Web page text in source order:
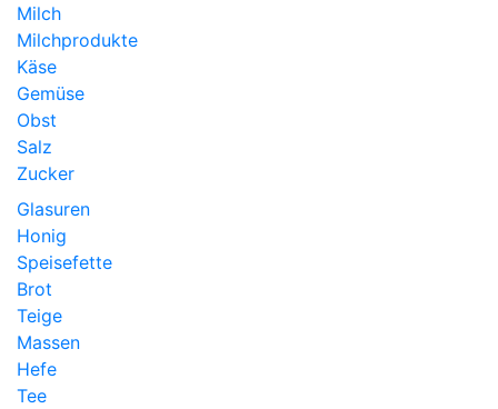
Milch
Milchprodukte
Käse
Gemüse
Obst
Salz
Zucker
Glasuren
Honig
Speisefette
Brot
Teige
Massen
Hefe
Tee